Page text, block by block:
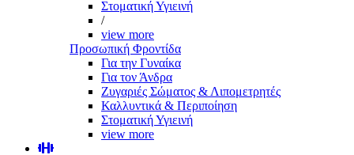
Στοματική Υγιεινή
/
view more
Προσωπική Φροντίδα
Για την Γυναίκα
Για τον Άνδρα
Ζυγαριές Σώματος & Λιπομετρητές
Καλλυντικά & Περιποίηση
Στοματική Υγιεινή
view more